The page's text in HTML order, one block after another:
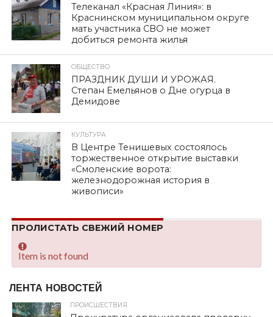
Телеканал «Красная Линия»: в
Краснинском муниципальном округе
мать участника СВО не может
добиться ремонта жилья
ОБЩЕСТВО
ПРАЗДНИК ДУШИ И УРОЖАЯ.
Степан Емельянов о Дне огурца в
Демидове
КУЛЬТУРА
В Центре Тенишевых состоялось
торжественное открытие выставки
«Смоленские ворота:
железнодорожная история в
живописи»
ПРОЛИСТАТЬ СВЕЖИЙ НОМЕР
Item is not found
ЛЕНТА НОВОСТЕЙ
ПРОИСШЕСТВИЯ